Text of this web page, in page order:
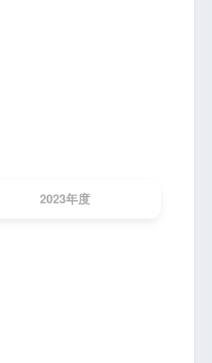
2023年度